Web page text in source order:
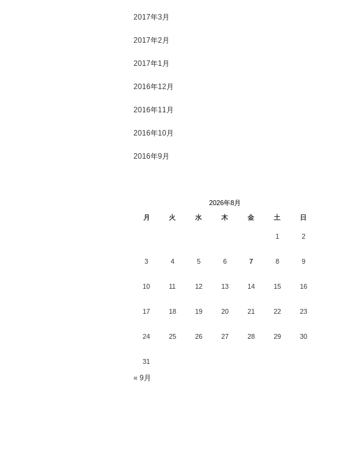
2017年3月
2017年2月
2017年1月
2016年12月
2016年11月
2016年10月
2016年9月
2026年8月
月
火 水 木 金 土 日
1 2
3 4 5 6 7 8 9
10 11 12 13 14 15 16
17 18 19 20 21 22 23
24 25 26 27 28 29 30
31
« 9月